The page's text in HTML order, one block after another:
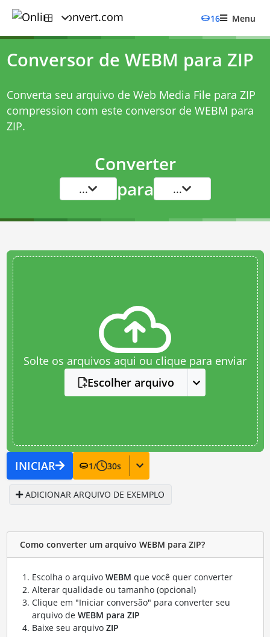
16 Menu
Conversor de WEBM para ZIP
Converta seu arquivo de Web Media File para ZIP
compression com este conversor de WEBM para
ZIP.
Converter
... para ...
Solte os arquivos aqui ou clique para enviar
Escolher arquivo
INICIAR 1/ 30s
ADICIONAR ARQUIVO DE EXEMPLO
Como converter um arquivo WEBM para ZIP?
Escolha o arquivo WEBM que você quer converter
Alterar qualidade ou tamanho (opcional)
Clique em "Iniciar conversão" para converter seu
arquivo de WEBM para ZIP
Baixe seu arquivo ZIP